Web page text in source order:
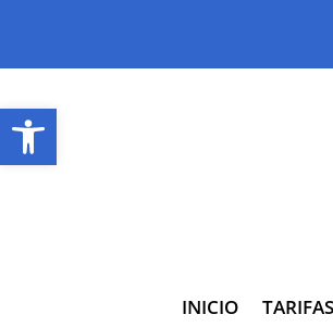
Abrir barra de herramientas
INICIO